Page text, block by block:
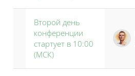
Второй день
конференции
стартует в 10:00
(МСК)